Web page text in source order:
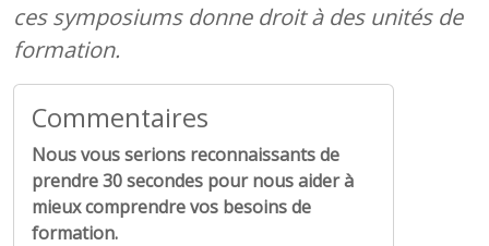
ces symposiums donne droit à des unités de
formation.
Commentaires
Nous vous serions reconnaissants de
prendre 30 secondes pour nous aider à
mieux comprendre vos besoins de
formation.